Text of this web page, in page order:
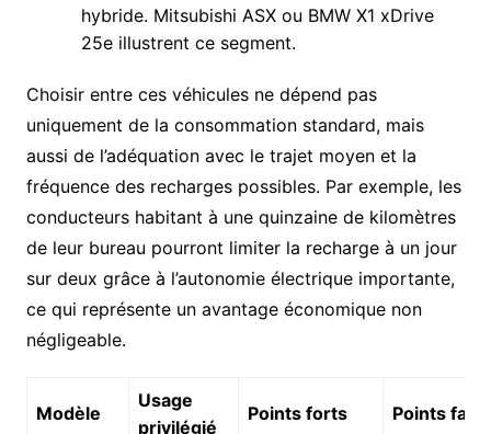
hybride. Mitsubishi ASX ou BMW X1 xDrive
25e illustrent ce segment.
Choisir entre ces véhicules ne dépend pas
uniquement de la consommation standard, mais
aussi de l’adéquation avec le trajet moyen et la
fréquence des recharges possibles. Par exemple, les
conducteurs habitant à une quinzaine de kilomètres
de leur bureau pourront limiter la recharge à un jour
sur deux grâce à l’autonomie électrique importante,
ce qui représente un avantage économique non
négligeable.
Modèle
Usage
privilégié
Points forts Points